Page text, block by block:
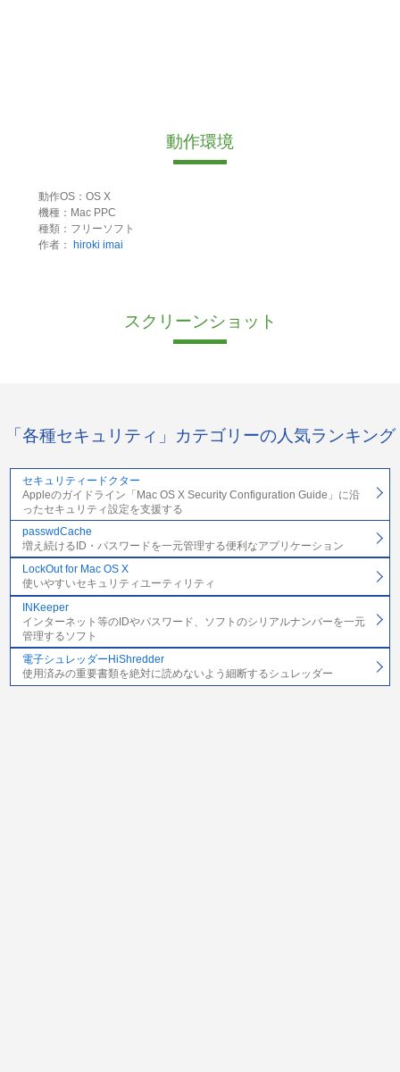
動作環境
動作OS：OS X
機種：Mac PPC
種類：フリーソフト
作者：
hiroki imai
スクリーンショット
「各種セキュリティ」カテゴリーの人気ランキング
セキュリティードクター
Appleのガイドライン「Mac OS X Security Configuration Guide」に沿
ったセキュリティ設定を支援する
passwdCache
増え続けるID・パスワードを一元管理する便利なアプリケーション
LockOut for Mac OS X
使いやすいセキュリティユーティリティ
INKeeper
インターネット等のIDやパスワード、ソフトのシリアルナンバーを一元
管理するソフト
電子シュレッダーHiShredder
使用済みの重要書類を絶対に読めないよう細断するシュレッダー